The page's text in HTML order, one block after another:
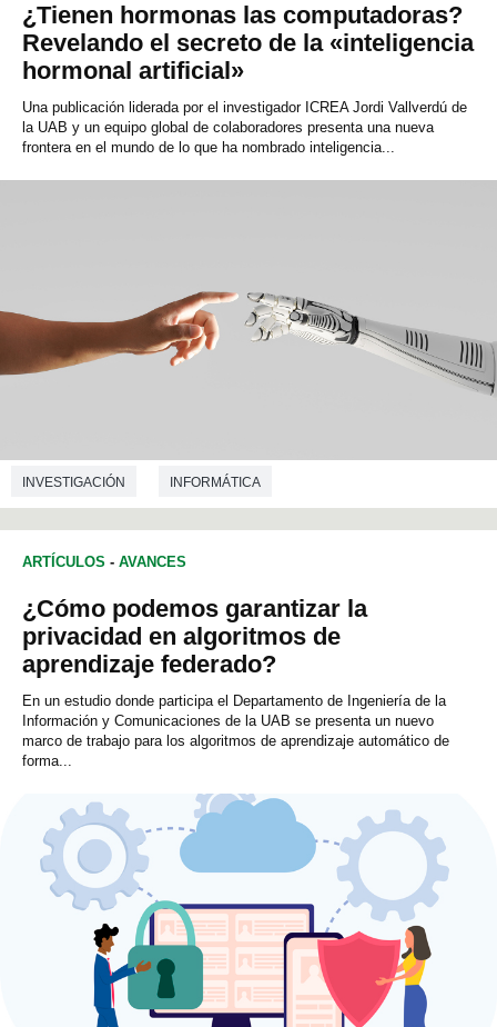
¿Tienen hormonas las computadoras?
Revelando el secreto de la «inteligencia
hormonal artificial»
Una publicación liderada por el investigador ICREA Jordi Vallverdú de
la UAB y un equipo global de colaboradores presenta una nueva
frontera en el mundo de lo que ha nombrado inteligencia...
INVESTIGACIÓN INFORMÁTICA
INGENIERÍA DE TELECOMUNICACIONES
ARTÍCULOS - AVANCES
¿Cómo podemos garantizar la
privacidad en algoritmos de
aprendizaje federado?
En un estudio donde participa el Departamento de Ingeniería de la
Información y Comunicaciones de la UAB se presenta un nuevo
marco de trabajo para los algoritmos de aprendizaje automático de
forma...